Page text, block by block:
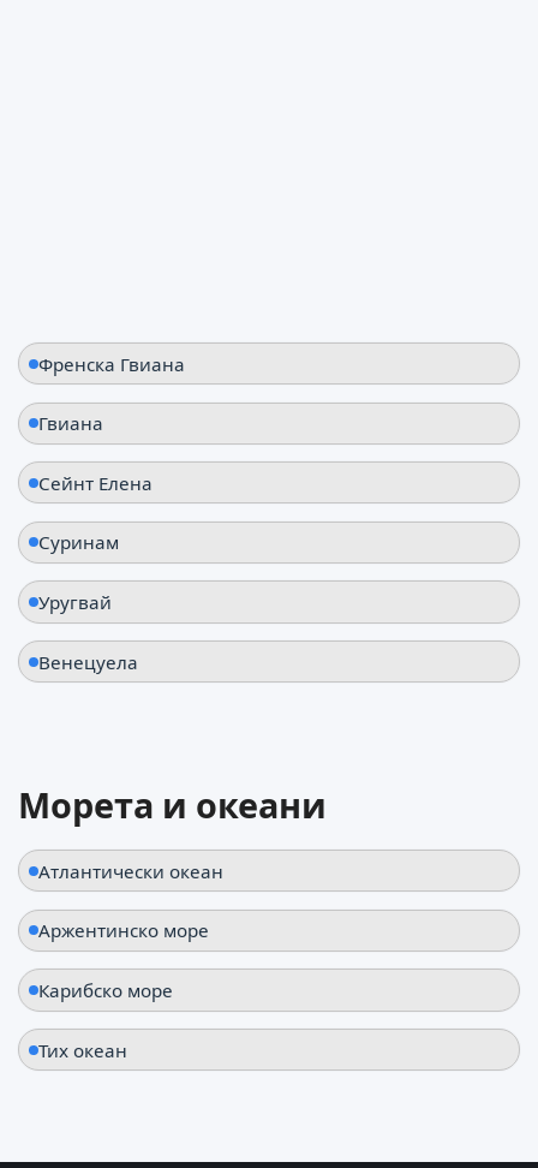
Перу
Френска Гвиана
Гвиана
Сейнт Елена
Суринам
Уругвай
Венецуела
Морета и океани
Атлантически океан
Аржентинско море
Карибско море
Тих океан